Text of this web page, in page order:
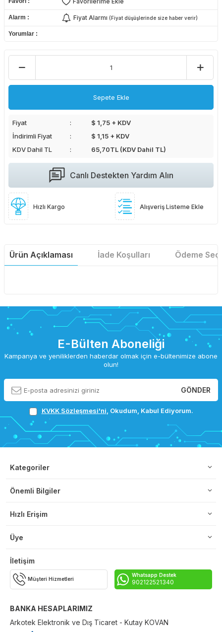
Alarm Fiyat Alarmı (Fiyat düşüşlerinde size haber verir)
Yorumlar
Sepete Ekle
Fiyat
$ 1,75 + KDV
İndirimli Fiyat
$ 1,15 + KDV
KDV Dahil TL
65,70TL (KDV Dahil TL)
Canlı Destekten Yardım Alın
Hızlı Kargo Alışveriş Listeme Ekle
Ürün Açıklaması İade Koşulları Ödeme
E-Bülten Aboneliği
Kampanya ve yeniliklerden haberdar olmak için e-bültenimize abone
olun!
GÖNDER
KVKK Sözleşmesi'ni , Okudum, Kabul Ediyorum.
Kategoriler
Önemli Bilgiler
Hızlı Erişim
Üye
İletişim
Müşteri Hizmetleri
Whatsapp Destek
902122521340
BANKA HESAPLARIMIZ
Arkotek Elektronik ve Dış Ticaret - Kutay KOVAN